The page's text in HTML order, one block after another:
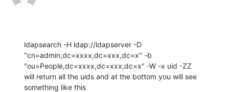
ldapsearch -H ldap://ldapserver -D
"cn=admin,dc=xxxx,dc=xxx,dc=x" -b
"ou=People,dc=xxxx,dc=xxx,dc=x" -W -x uid -ZZ
will return all the uids and at the bottom you will see
something like this